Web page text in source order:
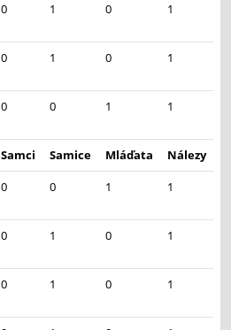
0 1 0 1
0 1 0 1
0 0 1 1
Samci Samice Mláďata
Nálezy
0 0 1 1
0 1 0 1
0 1 0 1